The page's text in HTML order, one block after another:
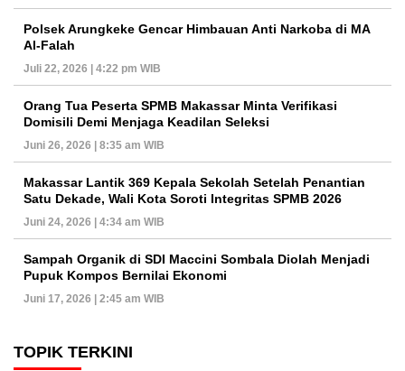
Polsek Arungkeke Gencar Himbauan Anti Narkoba di MA
Al-Falah
Juli 22, 2026 | 4:22 pm WIB
Orang Tua Peserta SPMB Makassar Minta Verifikasi
Domisili Demi Menjaga Keadilan Seleksi
Juni 26, 2026 | 8:35 am WIB
Makassar Lantik 369 Kepala Sekolah Setelah Penantian
Satu Dekade, Wali Kota Soroti Integritas SPMB 2026
Juni 24, 2026 | 4:34 am WIB
Sampah Organik di SDI Maccini Sombala Diolah Menjadi
Pupuk Kompos Bernilai Ekonomi
Juni 17, 2026 | 2:45 am WIB
TOPIK TERKINI